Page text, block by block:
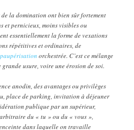
de la domination ont bien sûr fortement
et pernicieux, moins visibles ou
essentiellement la forme de vexations
répétitives et ordinaires, de
paupérisationorchestrée. C’est ce mélange
usure, voire une érosion de soi.
anodin, des avantages ou privilèges
place de parking, invitation à déjeuner
publique par un supérieur,
du « tu » ou du « vous »,
dans laquelle on travaille